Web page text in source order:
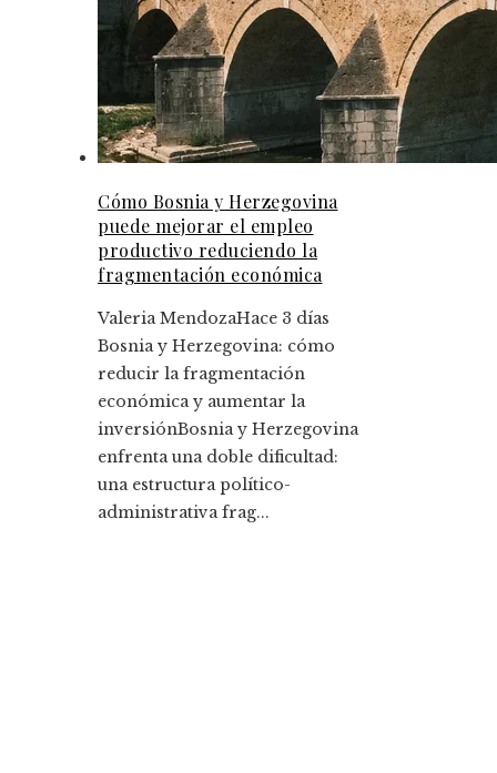
Cómo Bosnia y Herzegovina
puede mejorar el empleo
productivo reduciendo la
fragmentación económica
Valeria MendozaHace 3 días
Bosnia y Herzegovina: cómo
reducir la fragmentación
económica y aumentar la
inversiónBosnia y Herzegovina
enfrenta una doble dificultad:
una estructura político-
administrativa frag...